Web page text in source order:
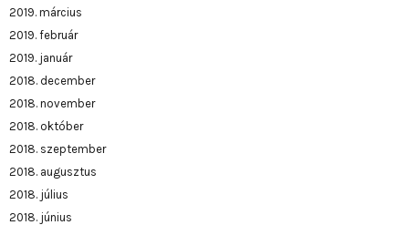
2019. március
2019. február
2019. január
2018. december
2018. november
2018. október
2018. szeptember
2018. augusztus
2018. július
2018. június